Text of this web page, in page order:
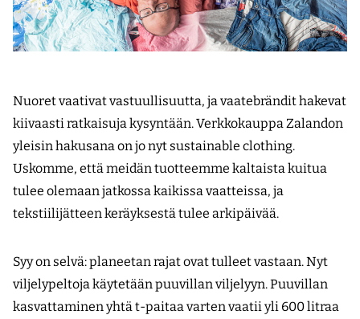
Nuoret vaativat vastuullisuutta, ja vaatebrändit hakevat
kiivaasti ratkaisuja kysyntään. Verkkokauppa Zalandon
yleisin hakusana on jo nyt sustainable clothing.
Uskomme, että meidän tuotteemme kaltaista kuitua
tulee olemaan jatkossa kaikissa vaatteissa, ja
tekstiilijätteen keräyk­sestä tulee arkipäivää.
Syy on selvä: planeetan rajat ovat tulleet vastaan. Nyt
viljelypeltoja käytetään puuvillan viljelyyn. Puuvillan
kasvattaminen yhtä t-paitaa varten vaatii yli 600 litraa